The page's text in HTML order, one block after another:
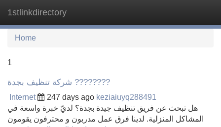
1stlinkdirectory
Home
1
شركة تنظيف بجدة ????????
Internet 247 days ago keziaiuyq288491
هل تبحث عن فريق تنظيف جيدة بجدة؟ لديّ خبرة واسعة في
المشاكل المنزلية. لدينا فرق عمل مدربون و محترفون يقومون